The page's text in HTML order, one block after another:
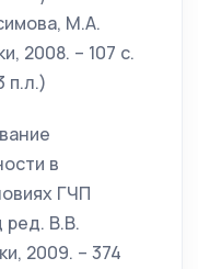
М.А.
2008. – 107 с.
п.л.)
в
ГЧП
В.В.
2009. – 374